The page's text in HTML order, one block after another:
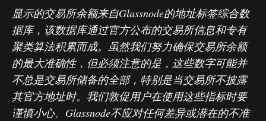
显示的交易所余额来自Glassnode的地址标签综合数
据库，该数据库通过官方公布的交易所信息和专有
聚类算法积累而成。虽然我们努力确保交易所余额
的最大准确性，但必须注意的是，这些数字可能并
不总是交易所储备的全部，特别是当交易所不披露
其官方地址时。我们敦促用户在使用这些指标时要
谨慎小心。Glassnode不应对任何差异或潜在的不准